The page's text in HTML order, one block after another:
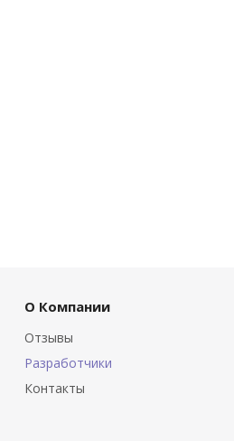
О Компании
Отзывы
Разработчики
Контакты